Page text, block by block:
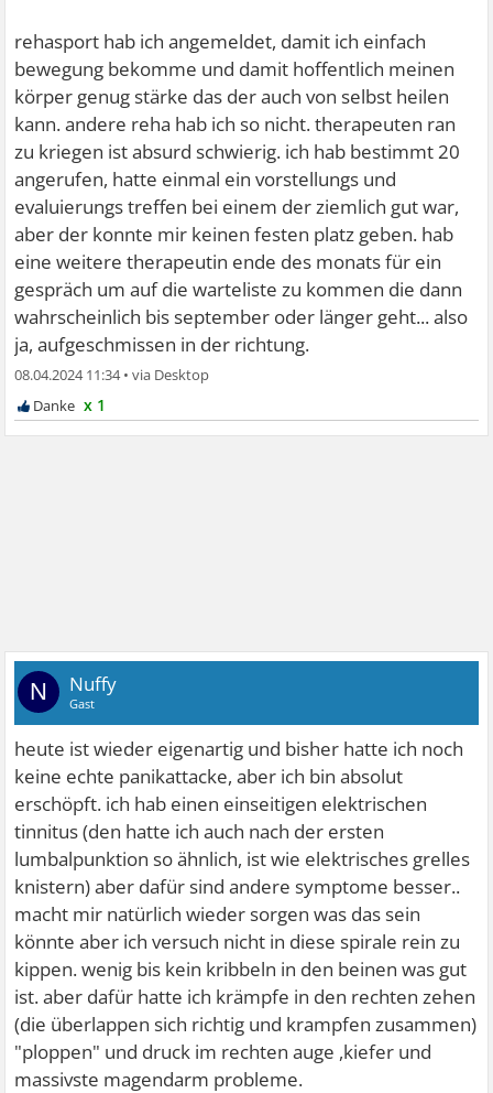
rehasport hab ich angemeldet, damit ich einfach
bewegung bekomme und damit hoffentlich meinen
körper genug stärke das der auch von selbst heilen
kann. andere reha hab ich so nicht. therapeuten ran
zu kriegen ist absurd schwierig. ich hab bestimmt 20
angerufen, hatte einmal ein vorstellungs und
evaluierungs treffen bei einem der ziemlich gut war,
aber der konnte mir keinen festen platz geben. hab
eine weitere therapeutin ende des monats für ein
gespräch um auf die warteliste zu kommen die dann
wahrscheinlich bis september oder länger geht... also
ja, aufgeschmissen in der richtung.
08.04.2024 11:34•
x 1
N Nuffy
Gast
heute ist wieder eigenartig und bisher hatte ich noch
keine echte panikattacke, aber ich bin absolut
erschöpft. ich hab einen einseitigen elektrischen
tinnitus (den hatte ich auch nach der ersten
lumbalpunktion so ähnlich, ist wie elektrisches grelles
knistern) aber dafür sind andere symptome besser..
macht mir natürlich wieder sorgen was das sein
könnte aber ich versuch nicht in diese spirale rein zu
kippen. wenig bis kein kribbeln in den beinen was gut
ist. aber dafür hatte ich krämpfe in den rechten zehen
(die überlappen sich richtig und krampfen zusammen)
"ploppen" und druck im rechten auge ,kiefer und
massivste magendarm probleme.